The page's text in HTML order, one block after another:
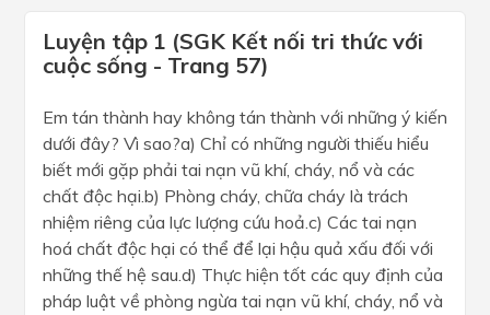
Luyện tập 1 (SGK Kết nối tri thức với
cuộc sống - Trang 57)
Em tán thành hay không tán thành với những ý kiến
dưới đây? Vì sao?a) Chỉ có những người thiếu hiểu
biết mới gặp phải tai nạn vũ khí, cháy, nổ và các
chất độc hại.b) Phòng cháy, chữa cháy là trách
nhiệm riêng của lực lượng cứu hoả.c) Các tai nạn
hoá chất độc hại có thể để lại hậu quả xấu đối với
những thế hệ sau.d) Thực hiện tốt các quy định của
pháp luật về phòng ngừa tai nạn vũ khí, cháy, nổ và